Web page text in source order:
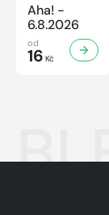
Aha! -
6.8.2026
od
16 Kč